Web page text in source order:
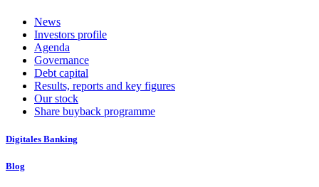
News
Investors profile
Agenda
Governance
Debt capital
Results, reports and key figures
Our stock
Share buyback programme
Digitales Banking
Blog